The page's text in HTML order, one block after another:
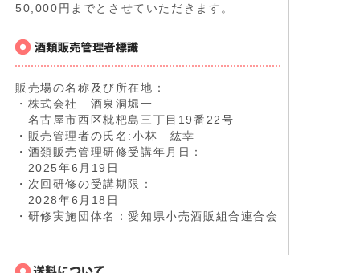
50,000円までとさせていただきます。
販売場の名称及び所在地：
・株式会社 酒泉洞堀一
名古屋市西区枇杷島三丁目19番22号
・販売管理者の氏名:小林 紘幸
・酒類販売管理研修受講年月日：
2025年6月19日
・次回研修の受講期限：
2028年6月18日
・研修実施団体名：愛知県小売酒販組合連合会